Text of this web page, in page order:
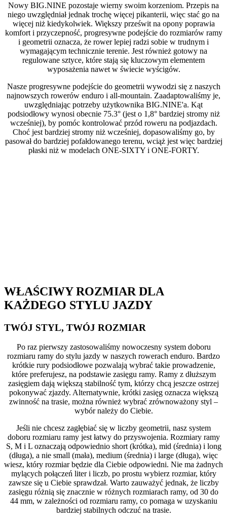
Nowy BIG.NINE pozostaje wierny swoim korzeniom. Przepis na
niego uwzględniał jednak trochę więcej pikanterii, więc stać go na
więcej niż kiedykolwiek. Większy prześwit na opony poprawia
komfort i przyczepność, progresywne podejście do rozmiarów ramy
i geometrii oznacza, że rower lepiej radzi sobie w trudnym i
wymagającym technicznie terenie. Jest również gotowy na
regulowane sztyce, które stają się kluczowym elementem
wyposażenia nawet w świecie wyścigów.
Nasze progresywne podejście do geometrii wywodzi się z naszych
najnowszych rowerów enduro i all-mountain. Zaadaptowaliśmy je,
uwzględniając potrzeby użytkownika BIG.NINE'a. Kąt
podsiodłowy wynosi obecnie 75.3° (jest o 1,8° bardziej stromy niż
wcześniej), by pomóc kontrolować przód roweru na podjazdach.
Choć jest bardziej stromy niż wcześniej, dopasowaliśmy go, by
pasował do bardziej pofałdowanego terenu, wciąż jest więc bardziej
płaski niż w modelach ONE-SIXTY i ONE-FORTY.
WŁAŚCIWY ROZMIAR DLA
KAŻDEGO STYLU JAZDY
TWÓJ STYL, TWÓJ ROZMIAR
Po raz pierwszy zastosowaliśmy nowoczesny system doboru
rozmiaru ramy do stylu jazdy w naszych rowerach enduro. Bardzo
krótkie rury podsiodłowe pozwalają wybrać takie prowadzenie,
które preferujesz, na podstawie zasięgu ramy. Ramy z dłuższym
zasięgiem dają większą stabilność tym, którzy chcą jeszcze ostrzej
pokonywać zjazdy. Alternatywnie, krótki zasięg oznacza większą
zwinność na trasie, można również wybrać zrównoważony styl –
wybór należy do Ciebie.
Jeśli nie chcesz zagłębiać się w liczby geometrii, nasz system
doboru rozmiaru ramy jest łatwy do przyswojenia. Rozmiary ramy
S, M i L oznaczają odpowiednio short (krótka), mid (średnia) i long
(długa), a nie small (mała), medium (średnia) i large (długa), więc
wiesz, który rozmiar będzie dla Ciebie odpowiedni. Nie ma żadnych
mylących połączeń liter i liczb, po prostu wybierz rozmiar, który
zawsze się u Ciebie sprawdzał. Warto zauważyć jednak, że liczby
zasięgu różnią się znacznie w różnych rozmiarach ramy, od 30 do
44 mm, w zależności od rozmiaru ramy, co pomaga w uzyskaniu
bardziej stabilnych odczuć na trasie.